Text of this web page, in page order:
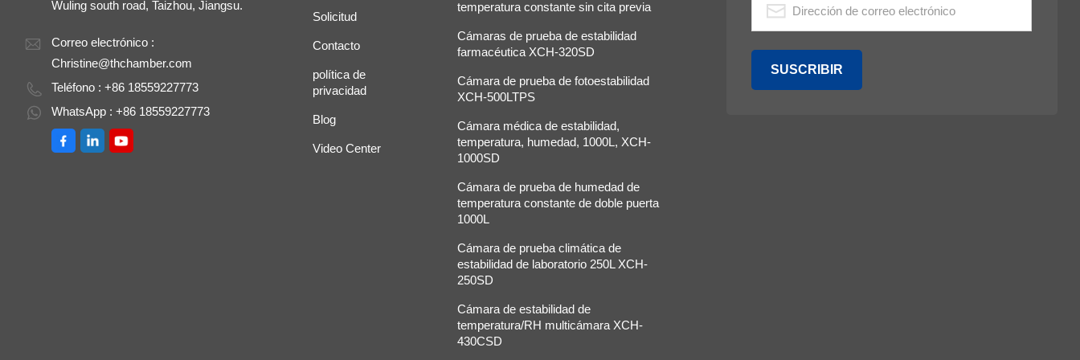
Wuling south road, Taizhou, Jiangsu.
Correo electrónico :
Christine@thchamber.com
Teléfono : +86 18559227773
WhatsApp : +86 18559227773
Solicitud
Contacto
política de
privacidad
Blog
Video Center
temperatura constante sin cita previa
Cámaras de prueba de estabilidad
farmacéutica XCH-320SD
Cámara de prueba de fotoestabilidad
XCH-500LTPS
Cámara médica de estabilidad,
temperatura, humedad, 1000L, XCH-
1000SD
Cámara de prueba de humedad de
temperatura constante de doble puerta
1000L
Cámara de prueba climática de
estabilidad de laboratorio 250L XCH-
250SD
Cámara de estabilidad de
temperatura/RH multicámara XCH-
430CSD